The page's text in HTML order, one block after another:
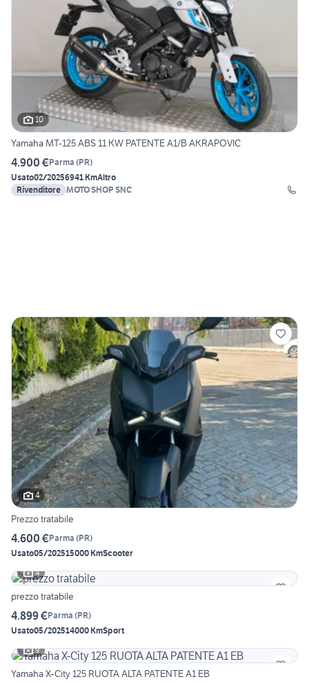
10
Yamaha MT-125 ABS 11 KW PATENTE A1/B AKRAPOVIC
4.900 €Parma (PR)
Usato02/20256941 KmAltro
Rivenditore MOTO SHOP SNC
4
Prezzo tratabile
4.600 €Parma (PR)
Usato05/202515000 KmScooter
4
prezzo tratabile
4.899 €Parma (PR)
Usato05/202514000 KmSport
9
Yamaha X-City 125 RUOTA ALTA PATENTE A1 EB